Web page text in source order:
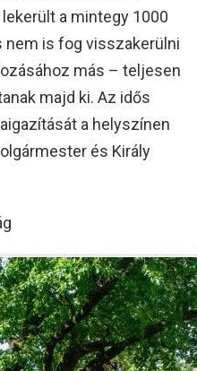
a mintegy 1000
is fog visszakerülni
más – teljesen
majd ki. Az idős
a helyszínen
és Király